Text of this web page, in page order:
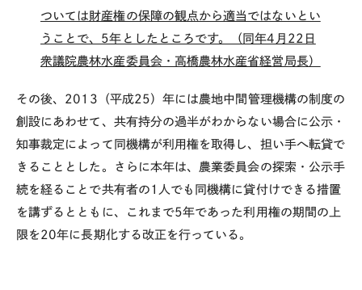
ついては財産権の保障の観点から適当ではないとい
うことで、5年としたところです。（同年4月22日
衆議院農林水産委員会・高橋農林水産省経営局長）
その後、2013（平成25）年には農地中間管理機構の制度の
創設にあわせて、共有持分の過半がわからない場合に公示・
知事裁定によって同機構が利用権を取得し、担い手へ転貸で
きることとした。さらに本年は、農業委員会の探索・公示手
続を経ることで共有者の1人でも同機構に貸付けできる措置
を講ずるとともに、これまで5年であった利用権の期間の上
限を20年に長期化する改正を行っている。